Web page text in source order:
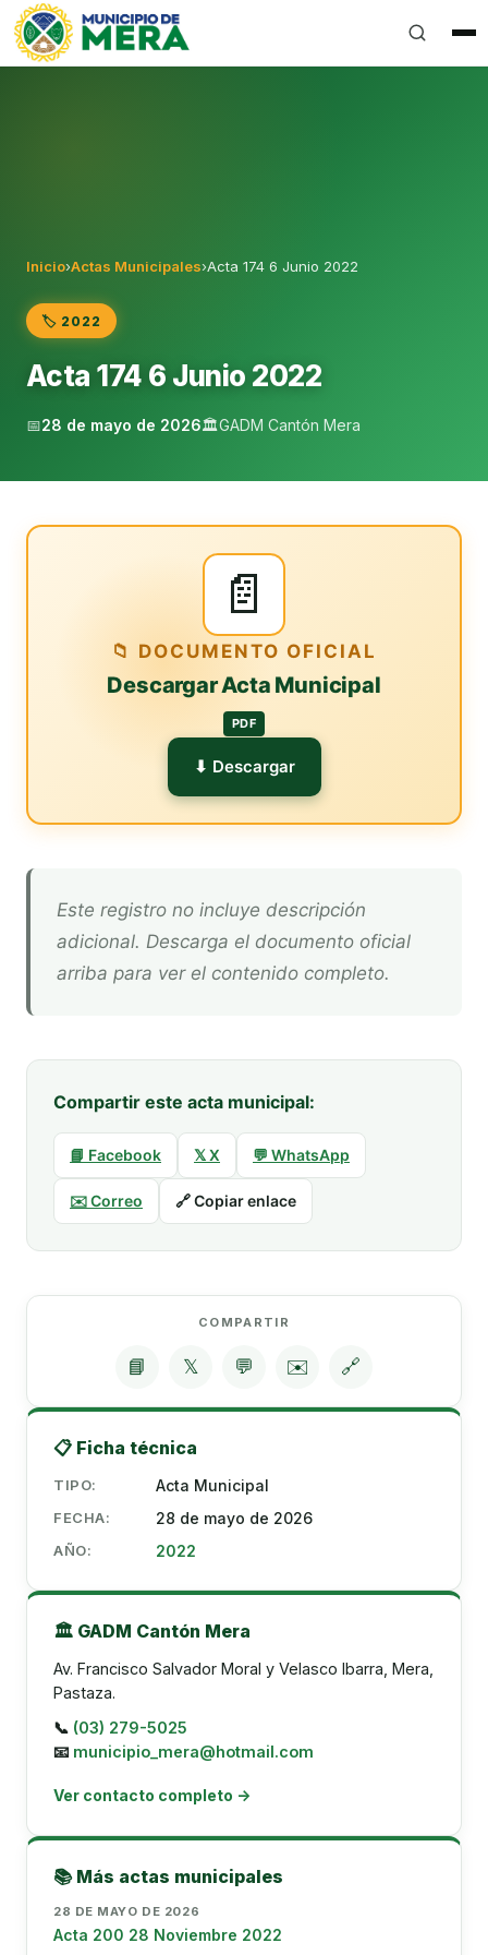
Gobierno Autónomo Descentralizado Municipal del
Inicio›Actas Municipales›Acta 174 6 Junio 2022
🏷️ 2022
Acta 174 6 Junio 2022
📅28 de mayo de 2026🏛️GADM Cantón Mera
📄
📁 DOCUMENTO OFICIAL
Descargar Acta Municipal
PDF
⬇ Descargar
Este registro no incluye descripción
adicional. Descarga el documento oficial
arriba para ver el contenido completo.
Compartir este acta municipal:
📘 Facebook 𝕏 X 💬 WhatsApp
✉️ Correo 🔗 Copiar enlace
COMPARTIR
📘 𝕏 💬 ✉️ 🔗
📋 Ficha técnica
TIPO: Acta Municipal
FECHA: 28 de mayo de 2026
AÑO: 2022
🏛️ GADM Cantón Mera
Av. Francisco Salvador Moral y Velasco Ibarra, Mera,
Pastaza.
📞 (03) 279-5025
📧 municipio_mera@hotmail.com
Ver contacto completo →
📚 Más actas municipales
28 DE MAYO DE 2026
Acta 200 28 Noviembre 2022